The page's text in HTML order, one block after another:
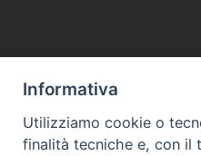
DIOCESI
Contatti:Tel.:
Informativa
Utilizziamo cookie o
finalità tecniche e, con il